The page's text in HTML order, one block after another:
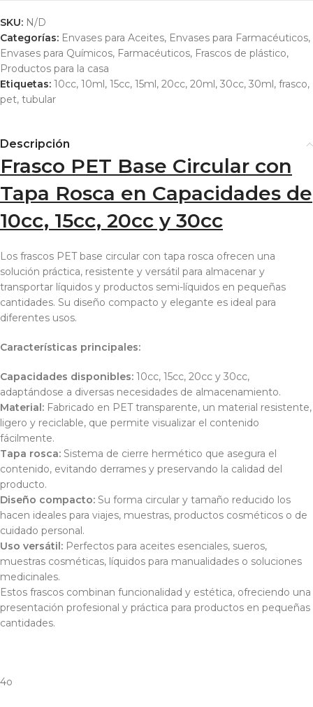
SKU: N/D
Categorías: Envases para Aceites, Envases para Farmacéuticos,
Envases para Químicos, Farmacéuticos, Frascos de plástico,
Productos para la casa
Etiquetas: 10cc, 10ml, 15cc, 15ml, 20cc, 20ml, 30cc, 30ml, frasco,
pet, tubular
Descripción
Frasco PET Base Circular con
Tapa Rosca en Capacidades de
10cc, 15cc, 20cc y 30cc
Los frascos PET base circular con tapa rosca ofrecen una
solución práctica, resistente y versátil para almacenar y
transportar líquidos y productos semi-líquidos en pequeñas
cantidades. Su diseño compacto y elegante es ideal para
diferentes usos.
Características principales:
Capacidades disponibles: 10cc, 15cc, 20cc y 30cc,
adaptándose a diversas necesidades de almacenamiento.
Material: Fabricado en PET transparente, un material resistente,
ligero y reciclable, que permite visualizar el contenido
fácilmente.
Tapa rosca: Sistema de cierre hermético que asegura el
contenido, evitando derrames y preservando la calidad del
producto.
Diseño compacto: Su forma circular y tamaño reducido los
hacen ideales para viajes, muestras, productos cosméticos o de
cuidado personal.
Uso versátil: Perfectos para aceites esenciales, sueros,
muestras cosméticas, líquidos para manualidades o soluciones
medicinales.
Estos frascos combinan funcionalidad y estética, ofreciendo una
presentación profesional y práctica para productos en pequeñas
cantidades.
4o